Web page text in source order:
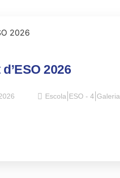
2026
Escola ESO - 4